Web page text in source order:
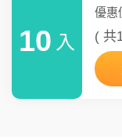
10 入
優惠
( 共